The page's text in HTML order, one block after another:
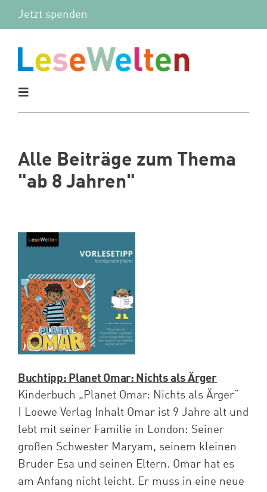
Zum
Jetzt spenden
Toggle
Vor Ort
Wir
Spenden
Projekte
Alle Beiträge zum Thema
"ab 8 Jahren"
Buchtipp: Planet Omar: Nichts als Ärger
Kinderbuch „Planet Omar: Nichts als Ärger“
| Loewe Verlag Inhalt Omar ist 9 Jahre alt und
lebt mit seiner Familie in London: Seiner
großen Schwester Maryam, seinem kleinen
Bruder Esa und seinen Eltern. Omar hat es
am Anfang nicht leicht. Er muss in eine neue